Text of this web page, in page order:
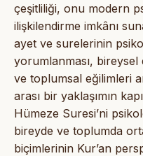
çeşitliliği, onu modern
ilişkilendirme imkânı
ayet ve surelerinin
yorumlanması, bireysel
ve toplumsal eğilimleri
arası bir yaklaşımın
Hümeze Suresi’ni
bireyde ve toplumda
biçimlerinin Kur’an